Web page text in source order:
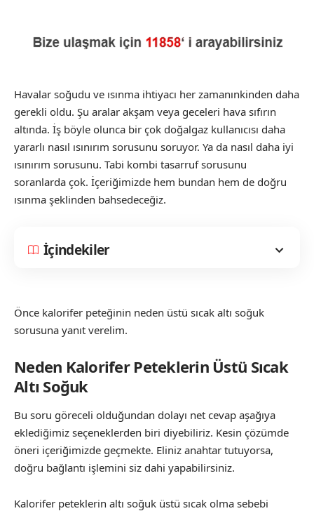
Havalar soğudu ve ısınma ihtiyacı her zamanınkinden daha
gerekli oldu. Şu aralar akşam veya geceleri hava sıfırın
altında. İş böyle olunca bir çok doğalgaz kullanıcısı daha
yararlı nasıl ısınırım sorusunu soruyor. Ya da nasıl daha iyi
ısınırım sorusunu. Tabi kombi tasarruf sorusunu
soranlarda çok. İçeriğimizde hem bundan hem de doğru
ısınma şeklinden bahsedeceğiz.
İçindekiler
Önce kalorifer peteğinin neden üstü sıcak altı soğuk
sorusuna yanıt verelim.
Neden Kalorifer Peteklerin Üstü Sıcak
Altı Soğuk
Bu soru göreceli olduğundan dolayı net cevap aşağıya
eklediğimiz seçeneklerden biri diyebiliriz. Kesin çözümde
öneri içeriğimizde geçmekte. Eliniz anahtar tutuyorsa,
doğru bağlantı işlemini siz dahi yapabilirsiniz.
Kalorifer peteklerin altı soğuk üstü sıcak olma sebebi